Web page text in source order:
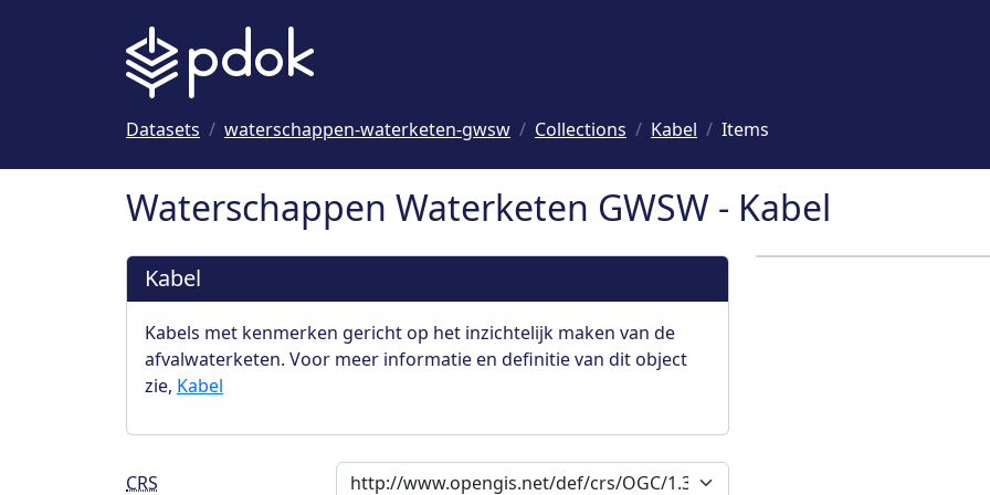
Datasets waterschappen-waterketen-gwsw Collections Kabel Items
Waterschappen Waterketen GWSW - Kabel
Kabel
Kabels met kenmerken gericht op het inzichtelijk maken van de
afvalwaterketen. Voor meer informatie en definitie van dit object
zie, Kabel
CRS